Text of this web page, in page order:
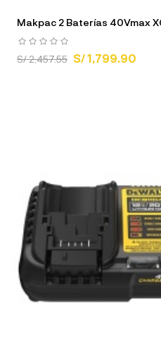
Makpac 2 Baterías 40Vmax
S/ 2,457.55 S/ 1,799.90